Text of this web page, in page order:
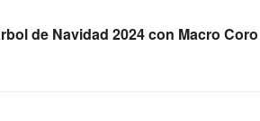
de Navidad 2024 con Macro Coro